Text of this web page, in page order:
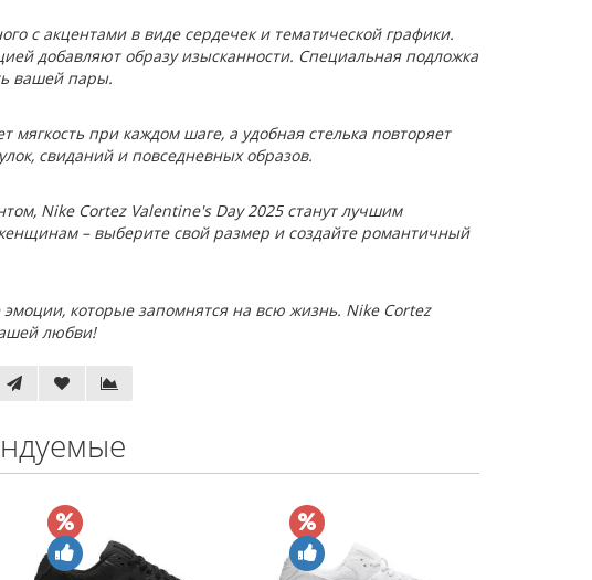
с акцентами в виде сердечек и тематической графики.
добавляют образу изысканности. Специальная подложка
вашей пары.
при каждом шаге, а удобная стелька повторяет
свиданий и повседневных образов.
Nike Cortez Valentine's Day 2025 станут лучшим
– выберите свой размер и создайте романтичный
эмоции, которые запомнятся на всю жизнь. Nike Cortez
любви!